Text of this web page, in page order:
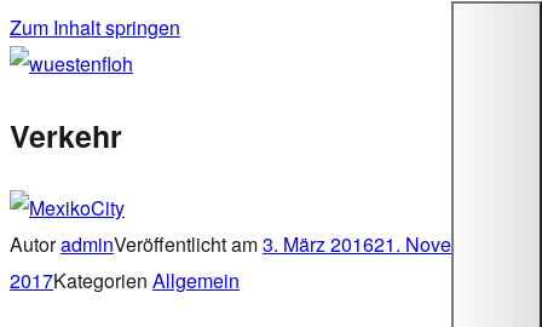
Zum Inhalt springen
wuestenfloh
Verkehr
AutoradminVeröffentlicht am3. März 201621. November
2017Kategorien Allgemein